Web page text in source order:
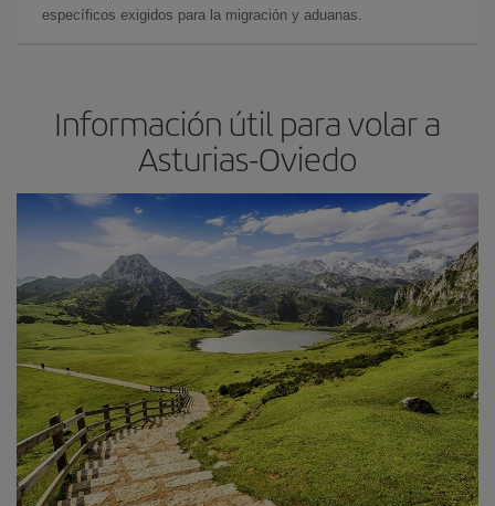
específicos exigidos para la migración y aduanas.
Información útil para volar a
Asturias-Oviedo